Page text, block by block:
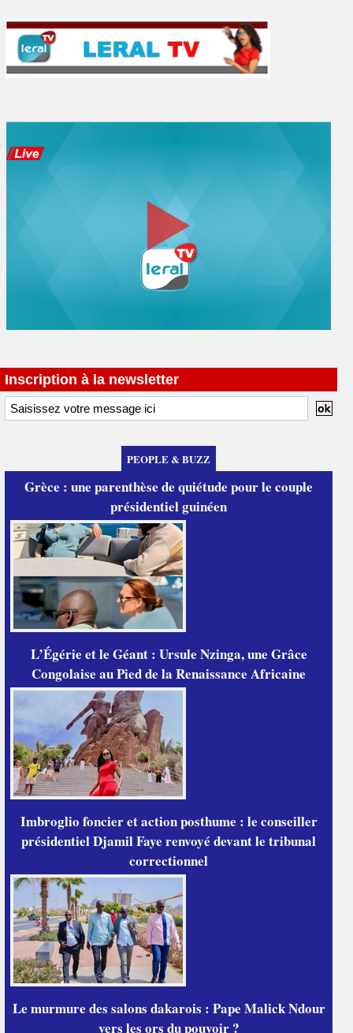
Inscription à la newsletter
PEOPLE & BUZZ
Grèce : une parenthèse de quiétude pour le couple
présidentiel guinéen
L’Égérie et le Géant : Ursule Nzinga, une Grâce
Congolaise au Pied de la Renaissance Africaine
Imbroglio foncier et action posthume : le conseiller
présidentiel Djamil Faye renvoyé devant le tribunal
correctionnel
Le murmure des salons dakarois : Pape Malick Ndour
vers les ors du pouvoir ?